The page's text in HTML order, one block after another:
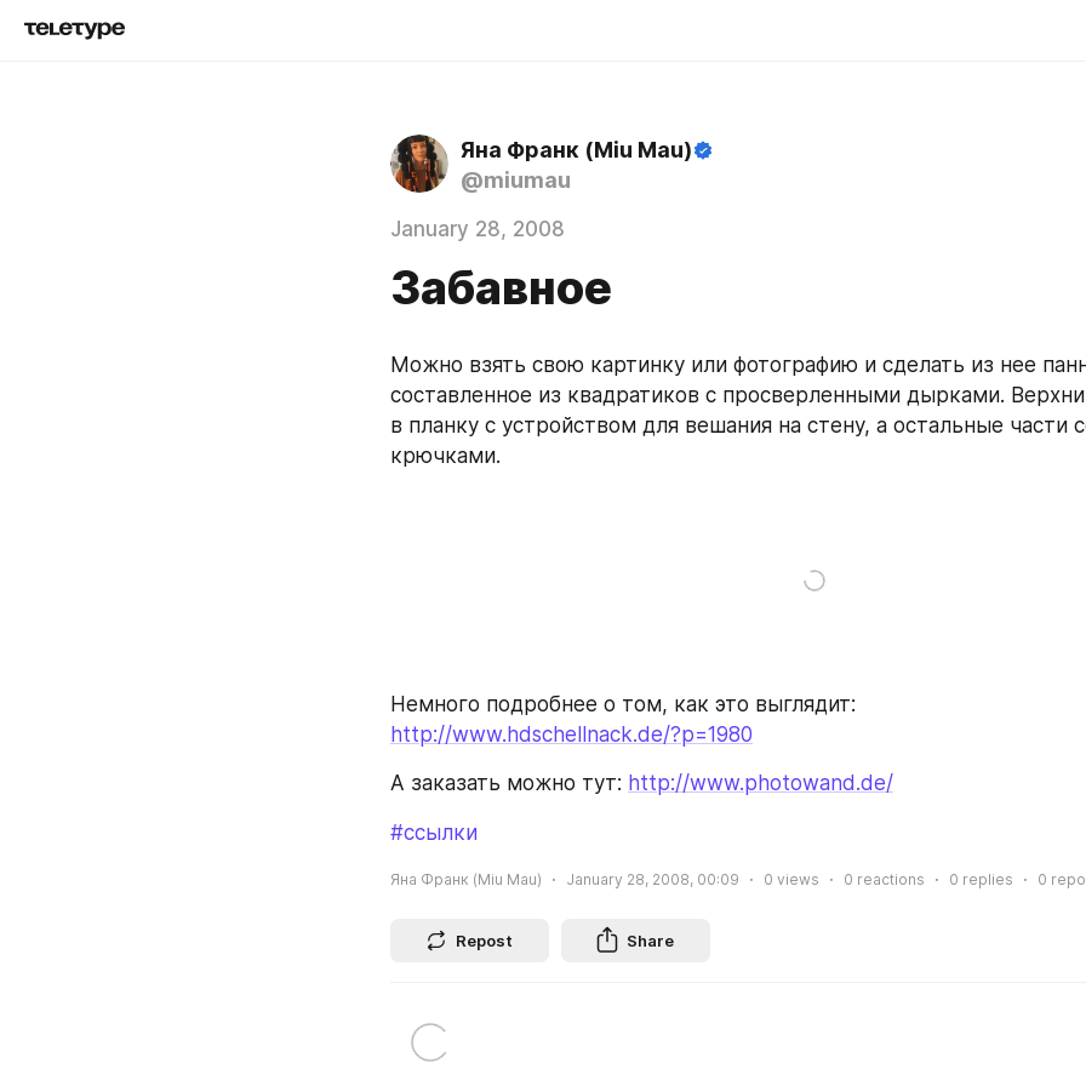
Яна Франк (Miu Mau)
@miumau
January 28, 2008
Забавное
Можно взять свою картинку или фотографию и сделать из нее
составленное из квадратиков с просверленными дырками.
в планку с устройством для вешания на стену, а остальные части
крючками.
Немного подробнее о том, как это выглядит:
http://www.hdschellnack.de/?p=1980
А заказать можно тут: http://www.photowand.de/
#ссылки
Яна Франк (Miu Mau) January 28, 2008, 00:09 0 views 0 reactions 0 replies 0
Repost Share